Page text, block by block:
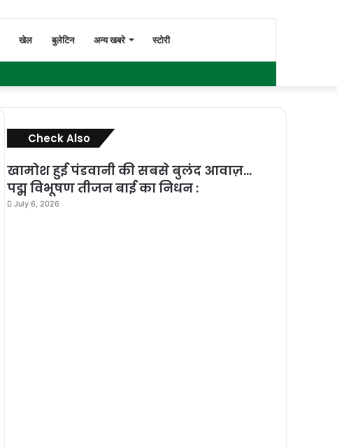
खेल बुलेटिन अन्य खबरे स्टोरी
Check Also
खामोश हुई पंडवानी की सबसे बुलंद आवाज़…
पद्म विभूषण तीजन बाई का निधन :
July 6, 2026